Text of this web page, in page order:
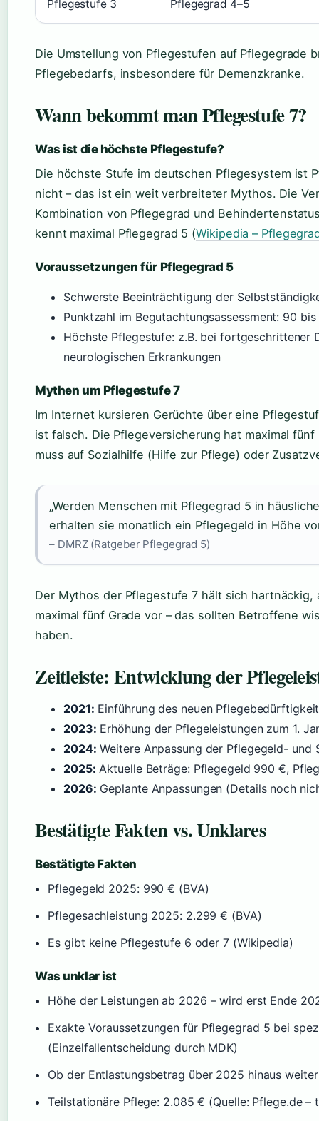
Pflegestufe 3 Pflegegrad 4–5
Die Umstellung von Pflegestufen auf Pflegegrade
Pflegebedarfs, insbesondere für Demenzkranke.
Wann bekommt man Pflegestufe 7?
Was ist die höchste Pflegestufe?
Die höchste Stufe im deutschen Pflegesystem ist
nicht – das ist ein weit verbreiteter Mythos. Die
Kombination von Pflegegrad und
kennt maximal Pflegegrad 5 (Wikipedia –
Voraussetzungen für Pflegegrad 5
Schwerste Beeinträchtigung der
Punktzahl im Begutachtungsassessment: 90
Höchste Pflegestufe: z.B. bei fortgeschrittener
neurologischen Erkrankungen
Mythen um Pflegestufe 7
Im Internet kursieren Gerüchte über eine
ist falsch. Die Pflegeversicherung hat maximal
muss auf Sozialhilfe (Hilfe zur Pflege) oder
„Werden Menschen mit Pflegegrad 5 in
erhalten sie monatlich ein Pflegegeld in Höhe
– DMRZ (Ratgeber Pflegegrad 5)
Der Mythos der Pflegestufe 7 hält sich
maximal fünf Grade vor – das sollten Betroffene
haben.
Zeitleiste: Entwicklung der
2021: Einführung des neuen
2023: Erhöhung der Pflegeleistungen zum 1.
2024: Weitere Anpassung der Pflegegeld- und
2025: Aktuelle Beträge: Pflegegeld 990 €,
2026: Geplante Anpassungen (Details noch
Bestätigte Fakten vs. Unklares
Bestätigte Fakten
Pflegegeld 2025: 990 € (BVA)
Pflegesachleistung 2025: 2.299 € (BVA)
Es gibt keine Pflegestufe 6 oder 7 (Wikipedia)
Was unklar ist
Höhe der Leistungen ab 2026 – wird erst Ende
Exakte Voraussetzungen für Pflegegrad 5 bei
(Einzelfallentscheidung durch MDK)
Ob der Entlastungsbetrag über 2025 hinaus
Teilstationäre Pflege: 2.085 € (Quelle: Pflege.de –